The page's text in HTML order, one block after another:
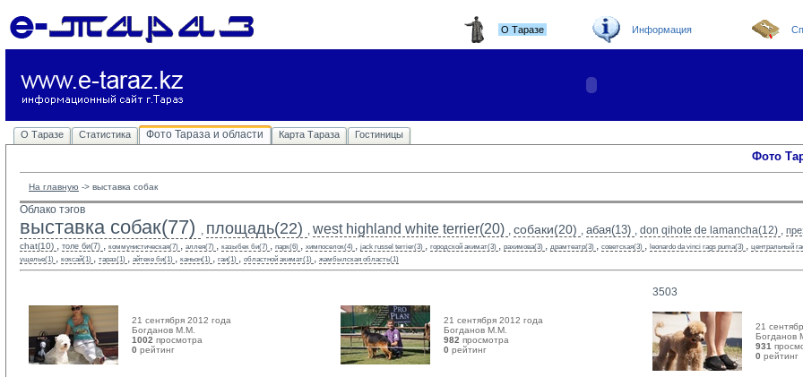
О Таразе Информация
О Таразе Статистика Фото Тараза и области Карта Тараза Гостиницы
Фото
На главную -> выставка собак
Облако тэгов
выставка собак(77) , площадь(22) , west highland white terrier(20) , собаки(20) , абая(13) , don qihote de lamancha(12) ,
chat(10) , толе би(7) , коммунистическая(7) , аллея(7) , казыбек би(7) , парк(6) , химпоселок(4) , jack russel terrier(3) , городской акимат(3) , рахимова(3) , драмтеатр(3) , советская(3) , leonardo da vinci rags puma(3) , центральный
ущелье(1) , коксай(1) , тараз(1) , айтеке би(1) , каньон(1) , гаи(1) , областной акимат(1) , жамбылская область(1)
21 сентября 2012 года
Богданов М.М.
1002 просмотра
0 рейтинг
21 сентября 2012 года
Богданов М.М.
982 просмотра
0 рейтинг
3503
21
Богданов
931
0 рейтинг